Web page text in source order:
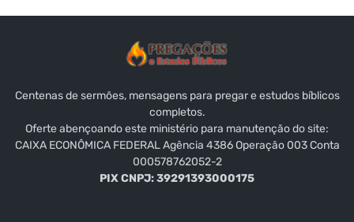
Centenas de sermões, mensagens para pregar e estudos bíblicos
completos.
Oferte abençoando este ministério para manutenção do site:
CAIXA ECONÔMICA FEDERAL Agência 4386 Operação 003 Conta
000578762052-2
PIX CNPJ: 39291393000175